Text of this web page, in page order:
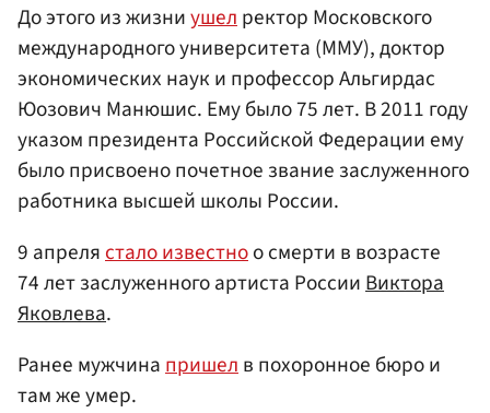
До этого из жизниушелректор Московского
международного университета (ММУ), доктор
экономических наук и профессор Альгирдас
Юозович Манюшис. Ему было 75 лет. В 2011 году
указом президента Российской Федерации ему
было присвоено почетное звание заслуженного
работника высшей школы России.
9 апрелястало известноо смерти в возрасте
74 лет заслуженного артиста РоссииВиктора
Яковлева.
Ранее мужчинапришелв похоронное бюро и
там же умер.